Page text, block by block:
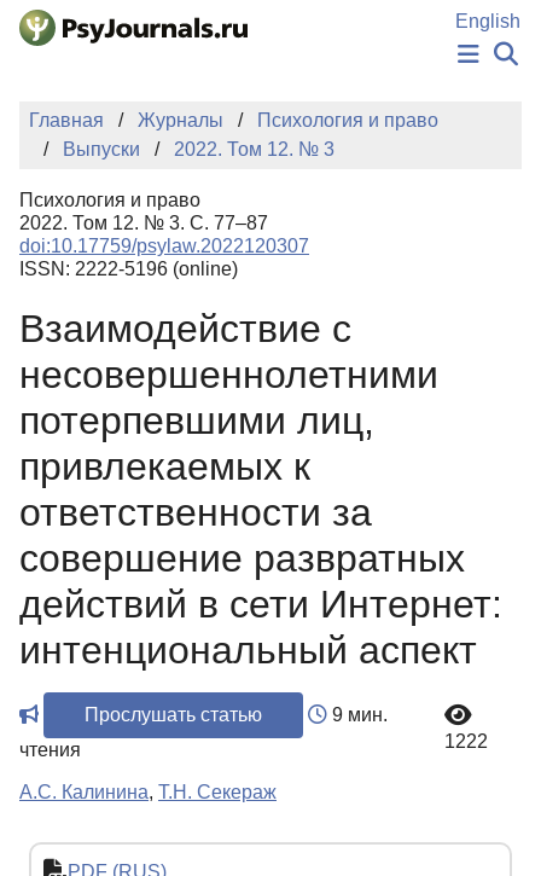
Перейти к основному содержанию
English
НОВОСТИ
ИЗДАНИЯ
ПОДАТЬ РУКОПИСЬ
БАЗА ЗНАНИЙ
КЛЮЧЕВЫЕ СЛОВА
Регистрация
Главная Журналы
Психология и право
Выпуски
2022. Том 12. № 3
Психология и право
2022. Том 12. № 3. С. 77–87
doi:10.17759/psylaw.2022120307
ISSN: 2222-5196 (online)
Взаимодействие с
несовершеннолетними
потерпевшими лиц,
привлекаемых к
ответственности за
совершение развратных
действий в сети Интернет:
интенциональный аспект
Прослушать статью
9 мин.
чтения
1222
А.С. Калинина, Т.Н. Секераж
PDF (RUS)